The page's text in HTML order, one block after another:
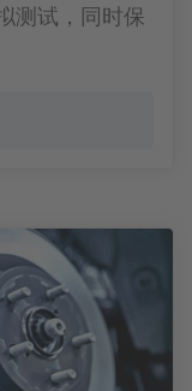
测试，同时保